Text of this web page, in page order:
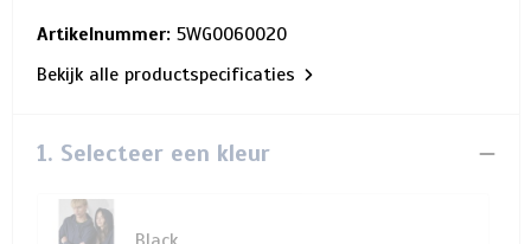
Artikelnummer: 5WG0060020
Bekijk alle productspecificaties
1. Selecteer een kleur